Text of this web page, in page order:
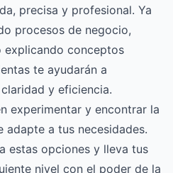
precisa y profesional. Ya
procesos de negocio,
conceptos
te ayudarán a
y eficiencia.
experimentar y encontrar la
adapte a tus necesidades.
estas opciones y lleva tus
nivel con el poder de la